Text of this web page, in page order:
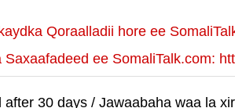
Qoraalladii hore ee
Saxaafadeed ee SomaliTalk.com:
after 30 days / Jawaabaha waa la